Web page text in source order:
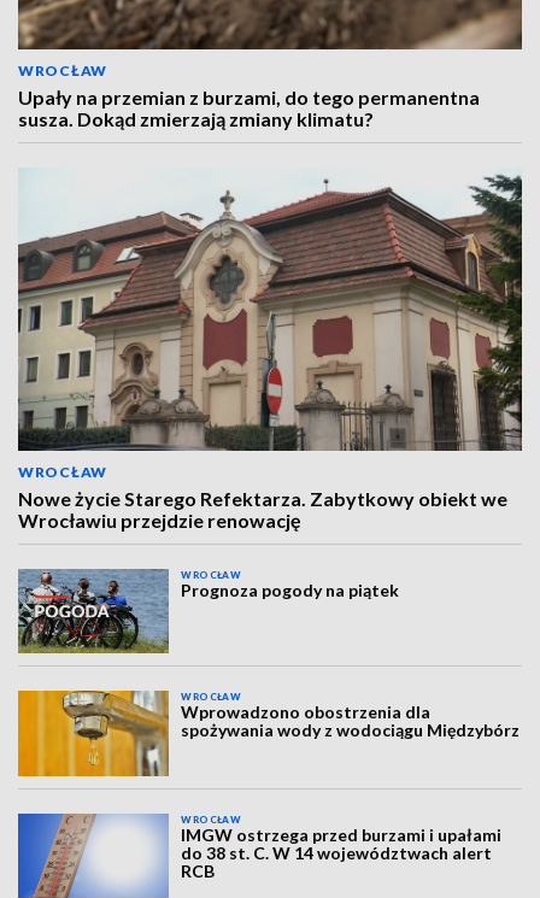
WROCŁAW
Upały na przemian z burzami, do tego permanentna
susza. Dokąd zmierzają zmiany klimatu?
WROCŁAW
Nowe życie Starego Refektarza. Zabytkowy obiekt we
Wrocławiu przejdzie renowację
WROCŁAW
Prognoza pogody na piątek
WROCŁAW
Wprowadzono obostrzenia dla
spożywania wody z wodociągu Międzybórz
WROCŁAW
IMGW ostrzega przed burzami i upałami
do 38 st. C. W 14 województwach alert
RCB